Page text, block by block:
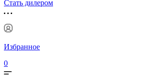
Стать дилером
Избранное
0